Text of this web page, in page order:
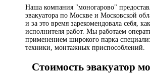
Наша компания "моногарово"
эвакуатора по Москве и Московской
и за это время зарекомендовала себя,
исполнителя работ. Мы работаем
применением широкого парка
техники, монтажных приспособлений.
Стоимость эвакуатор